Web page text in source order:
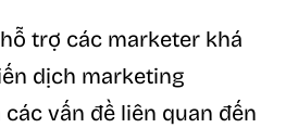
trợ các marketer khá
dịch marketing
vấn đề liên quan đến